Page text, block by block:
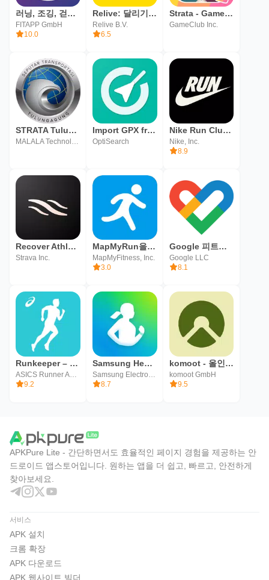
러닝, 조깅, 걷기 – FITAPP
FITAPP GmbH
10.0
Relive: 달리기, 라이딩, 하이킹과 그 외 활동
Relive B.V.
6.5
Strata - GameClub
GameClub Inc.
STRATA Tulungagung Import GPX from Strava, Komoot
OptiSearch
Nike Run Club - 러닝 코치
Nike, Inc.
8.9
Recover Athletics
Strava Inc.
MapMyRun을 사용해서 달리기
MapMyFitness, Inc.
3.0
Google 피트니스: 활동 추적
Google LLC
8.1
Runkeeper – 달리기 추적기
ASICS Runner App Inc.
9.2
Samsung Health(삼성 헬스)
Samsung Electronics Co., Ltd.
8.7
komoot - 올인원 경로 플래너
komoot GmbH
9.5
APKPure Lite - 간단하면서도 효율적인 페이지 경험을 제공하는 안
드로이드 앱스토어입니다. 원하는 앱을 더 쉽고, 빠르고, 안전하게
찾아보세요.
서비스
APK 설치
크롬 확장
APK 다운로드
APK 웹사이트 빌더